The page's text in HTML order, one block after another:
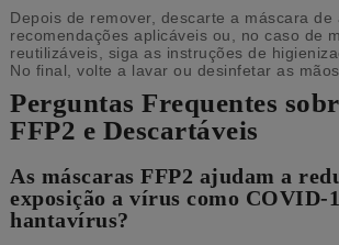
Depois de remover, descarte a máscara de
recomendações aplicáveis ou, no caso de
reutilizáveis, siga as instruções de
No final, volte a lavar ou desinfetar as mãos.
Perguntas Frequentes
FFP2 e Descartáveis
As máscaras FFP2 ajudam a
exposição a vírus como COVID-
hantavírus?